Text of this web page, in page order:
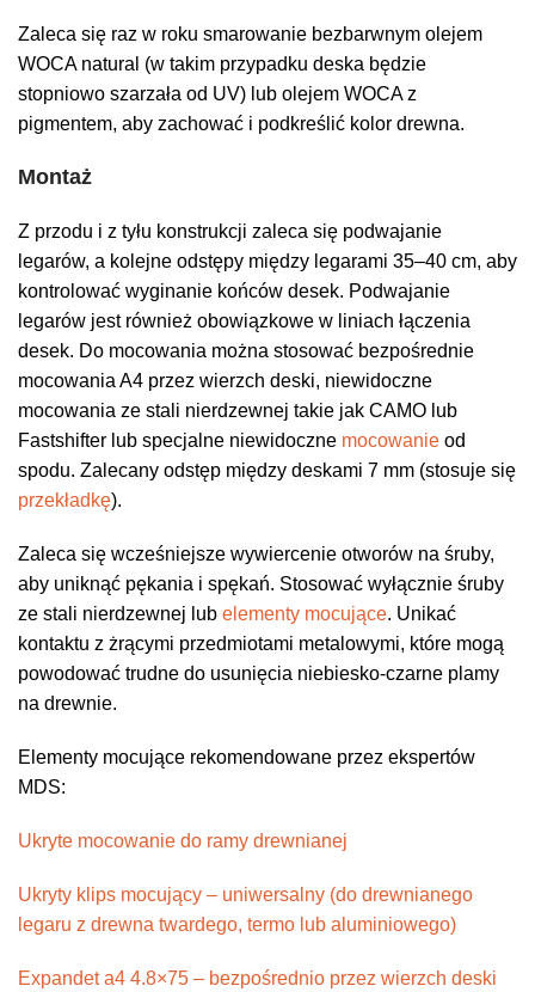
Zaleca się raz w roku smarowanie bezbarwnym olejem
WOCA natural (w takim przypadku deska będzie
stopniowo szarzała od UV) lub olejem WOCA z
pigmentem, aby zachować i podkreślić kolor drewna.
Montaż
Z przodu i z tyłu konstrukcji zaleca się podwajanie
legarów, a kolejne odstępy między legarami 35–40 cm, aby
kontrolować wyginanie końców desek. Podwajanie
legarów jest również obowiązkowe w liniach łączenia
desek. Do mocowania można stosować bezpośrednie
mocowania A4 przez wierzch deski, niewidoczne
mocowania ze stali nierdzewnej takie jak CAMO lub
Fastshifter lub specjalne niewidoczne mocowanie od
spodu. Zalecany odstęp między deskami 7 mm (stosuje się
przekładkę).
Zaleca się wcześniejsze wywiercenie otworów na śruby,
aby uniknąć pękania i spękań. Stosować wyłącznie śruby
ze stali nierdzewnej lub elementy mocujące. Unikać
kontaktu z żrącymi przedmiotami metalowymi, które mogą
powodować trudne do usunięcia niebiesko-czarne plamy
na drewnie.
Elementy mocujące rekomendowane przez ekspertów
MDS:
Ukryte mocowanie do ramy drewnianej
Ukryty klips mocujący – uniwersalny (do drewnianego
legaru z drewna twardego, termo lub aluminiowego)
Expandet a4 4.8×75 – bezpośrednio przez wierzch deski